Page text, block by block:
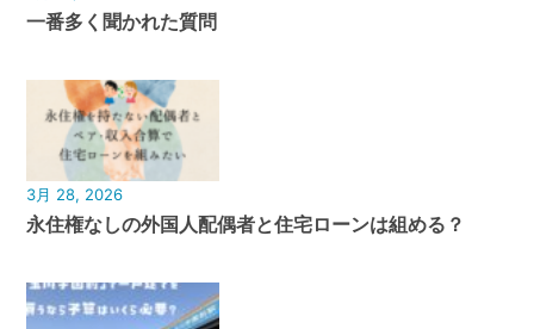
一番多く聞かれた質問
3月 28, 2026
永住権なしの外国人配偶者と住宅ローンは組める？